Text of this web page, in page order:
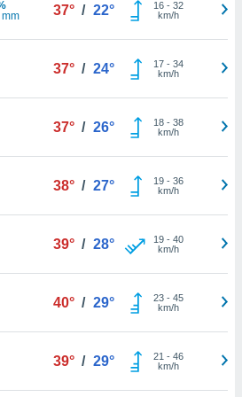
37° / 22° 16- 32
km/h
37° / 24° 17- 34
km/h
37° / 26° 18- 38
km/h
38° / 27° 19- 36
km/h
39° / 28° 19- 40
km/h
40° / 29° 23- 45
km/h
39° / 29° 21 - 46
km/h